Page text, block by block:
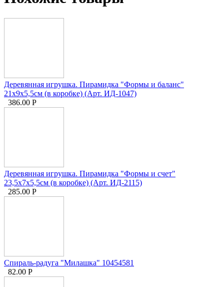
Деревянная игрушка. Пирамидка "Формы и баланс"
21х9х5,5см (в коробке) (Арт. ИД-1047)
386.00 Р
Деревянная игрушка. Пирамидка "Формы и счет"
23,5х7х5,5см (в коробке) (Арт. ИД-2115)
285.00 Р
Спираль-радуга "Милашка" 10454581
82.00 Р